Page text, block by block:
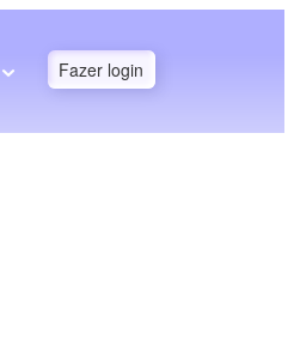
Fazer login